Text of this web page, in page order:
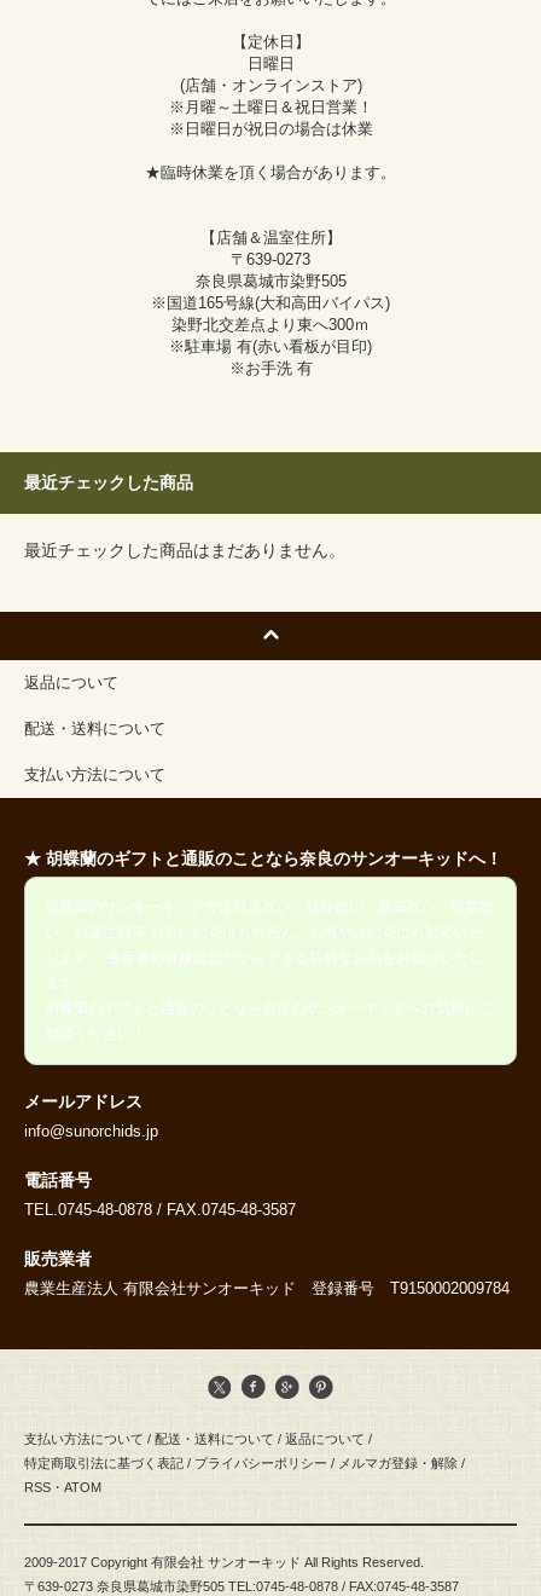
【定休日】
日曜日
(店舗・オンラインストア)
※月曜～土曜日＆祝日営業！
※日曜日が祝日の場合は休業
★臨時休業を頂く場合があります。
【店舗＆温室住所】
〒639-0273
奈良県葛城市染野505
※国道165号線(大和高田バイパス)
染野北交差点より東へ300ｍ
※駐車場 有(赤い看板が目印)
※お手洗 有
最近チェックした商品
最近チェックした商品はまだありません。
返品について
配送・送料について
支払い方法について
★ 胡蝶蘭のギフトと通販のことなら奈良のサンオーキッドへ！
胡蝶蘭のサンオーキッドでは開店祝い・就任祝い・新築祝い・開業祝
い・お誕生日等 お祝いの花はもちろん、お悔やみの花にも対応いた
します。 生産者の直接販売だからできる新鮮なお品をお届けいたし
ます。
胡蝶蘭のギフトと通販のことなら奈良のサンオーキッドへお気軽にご
相談ください！
メールアドレス
info@sunorchids.jp
電話番号
TEL.0745-48-0878 / FAX.0745-48-3587
販売業者
農業生産法人 有限会社サンオーキッド 登録番号 T9150002009784
支払い方法について / 配送・送料について / 返品について /
特定商取引法に基づく表記 / プライバシーポリシー / メルマガ登録・解除 /
RSS ・ ATOM
2009-2017 Copyright 有限会社 サンオーキッド All Rights Reserved.
〒639-0273 奈良県葛城市染野505 TEL:0745-48-0878 / FAX:0745-48-3587